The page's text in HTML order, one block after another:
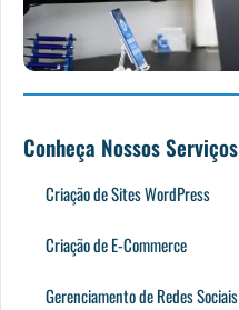
Conheça Nossos Serviços
Criação de Sites WordPress
Criação de E-Commerce
Gerenciamento de Redes Sociais